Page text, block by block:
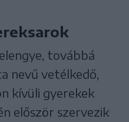
továbbá
nevű vetélkedő,
kívüli gyerekek
először szervezik